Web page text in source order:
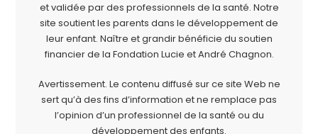
et validée par des professionnels de la santé. Notre
site soutient les parents dans le développement de
leur enfant. Naître et grandir bénéficie du soutien
financier de la Fondation Lucie et André Chagnon.
Avertissement. Le contenu diffusé sur ce site Web ne
sert qu’à des fins d’information et ne remplace pas
l’opinion d’un professionnel de la santé ou du
développement des enfants.